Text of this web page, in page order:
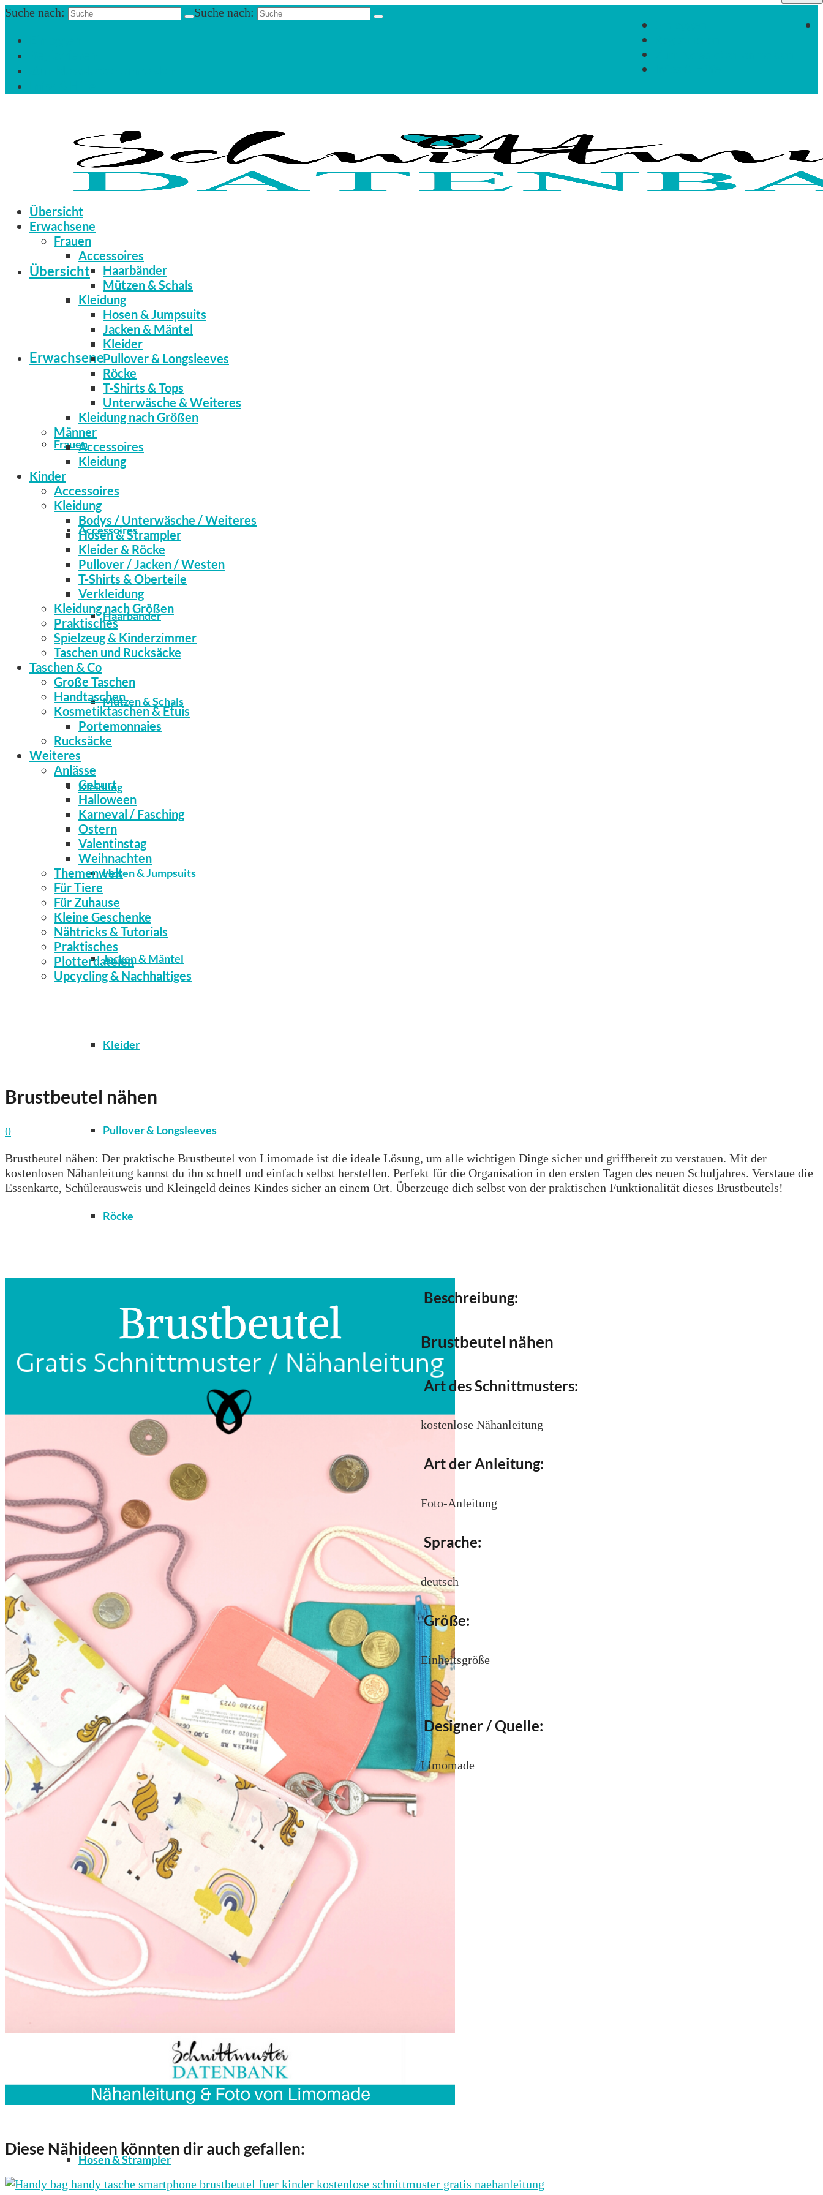
Suche nach: Suche nach:
Übersicht
Erwachsene
Frauen
Accessoires
Haarbänder
Mützen & Schals
Kleidung
Hosen & Jumpsuits
Jacken & Mäntel
Kleider
Pullover & Longsleeves
Röcke
Unterwäsche & Weiteres
Kleidung nach Größen
Männer
Accessoires
Kleidung
Kinder
Accessoires
Kleidung
Bodys / Unterwäsche / Weiteres
Hosen & Strampler
Übersicht
Erwachsene
Frauen
Accessoires
Haarbänder
Mützen & Schals
Kleidung
Hosen & Jumpsuits
Jacken & Mäntel
Kleider
Pullover & Longsleeves
Röcke
T-Shirts & Tops
Unterwäsche & Weiteres
Kleidung nach Größen
Männer
Accessoires
Kleidung
Kinder
Accessoires
Kleidung
Bodys / Unterwäsche / Weiteres
Hosen & Strampler
Kleider & Röcke
Pullover / Jacken / Westen
T-Shirts & Oberteile
Verkleidung
Kleidung nach Größen
Praktisches
Spielzeug & Kinderzimmer
Taschen und Rucksäcke
Taschen & Co
Große Taschen
Handtaschen
Kosmetiktaschen & Etuis
Portemonnaies
Rucksäcke
Weiteres
Anlässe
Geburt
Halloween
Karneval / Fasching
Ostern
Valentinstag
Weihnachten
Themenwelt
Für Tiere
Für Zuhause
Kleine Geschenke
Nähtricks & Tutorials
Praktisches
Plotterdateien
Upcycling & Nachhaltiges
Brustbeutel nähen
0
Brustbeutel nähen: Der praktische Brustbeutel von Limomade ist die ideale Lösung, um alle wichtigen Dinge sicher und griffbereit zu verstauen. Mit der
kostenlosen Nähanleitung kannst du ihn schnell und einfach selbst herstellen. Perfekt für die Organisation in den ersten Tagen des neuen Schuljahres. Verstaue die
Essenkarte, Schülerausweis und Kleingeld deines Kindes sicher an einem Ort. Überzeuge dich selbst von der praktischen Funktionalität dieses Brustbeutels!
Beschreibung:
Brustbeutel nähen
Art des Schnittmusters:
kostenlose Nähanleitung
Art der Anleitung:
Foto-Anleitung
Sprache:
deutsch
Größe:
Einheitsgröße
Designer / Quelle:
Limomade
Diese Nähideen könnten dir auch gefallen: